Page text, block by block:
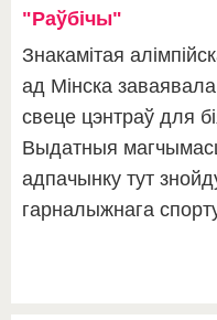
"Раўбічы"
Знакамітая
ад Мінска
свеце цэнтраў для
Выдатныя
адпачынку тут
гарналыжнага